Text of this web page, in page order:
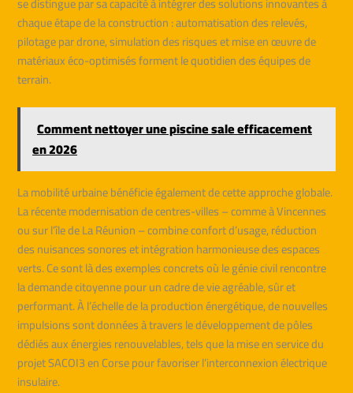
chaque étape de la construction : automatisation des relevés,
pilotage par drone, simulation des risques et mise en œuvre de
matériaux éco-optimisés forment le quotidien des équipes de
terrain.
Comment nettoyer une piscine sale efficacement
en 2026
La mobilité urbaine bénéficie également de cette approche globale.
La récente modernisation de centres-villes – comme à Vincennes
ou sur l’île de La Réunion – combine confort d’usage, réduction
des nuisances sonores et intégration harmonieuse des espaces
verts. Ce sont là des exemples concrets où le génie civil rencontre
la demande citoyenne pour un cadre de vie agréable, sûr et
performant. À l’échelle de la production énergétique, de nouvelles
impulsions sont données à travers le développement de pôles
dédiés aux énergies renouvelables, tels que la mise en service du
projet SACOI3 en Corse pour favoriser l’interconnexion électrique
insulaire.